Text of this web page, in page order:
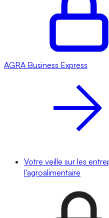
AGRA Business Express
Votre veille sur les
l'agroalimentaire